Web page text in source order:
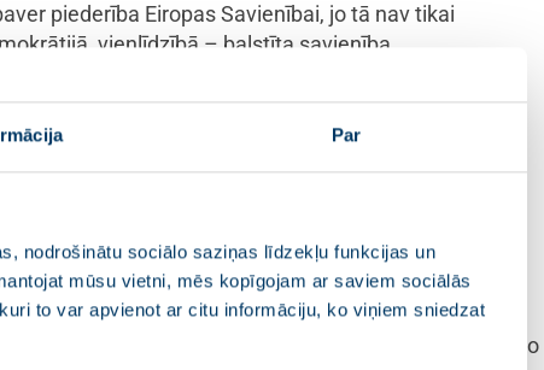
Par
nodrošinātu sociālo saziņas līdzekļu funkcijas un
mūsu vietni, mēs kopīgojam ar saviem sociālās
to var apvienot ar citu informāciju, ko viņiem sniedzat
piederība Eiropas Savienībai, jo tā nav tikai
vienlīdzībā – balstīta savienība.
Savienības labās attiecības ar Austrumu
roku šīm valstīm, parādot, ka
Savienība,” pauda K. Kariņš.
K. Kariņš uzsvēra vēstniecību un Latvijas
eksporta un investīciju piesaistes veicināšanā, īpaši
milzu iespējas Latvijas uzņēmējiem eksporta jomā
energoefektivitātes un SEG emisiju samazināšanā, ko